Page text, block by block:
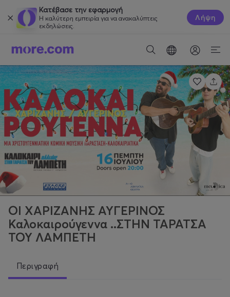
Κατέβασε την εφαρμογή
Η καλύτερη εμπειρία για να ανακαλύπτεις
εκδηλώσεις.
Λήψη
ΟΙ ΧΑΡΙΖΑΝΗΣ ΑΥΓΕΡΙΝΟΣ
Καλοκαιρούγεννα ..ΣΤΗΝ ΤΑΡΑΤΣΑ
ΤΟΥ ΛΑΜΠΕΤΗ
Περιγραφή